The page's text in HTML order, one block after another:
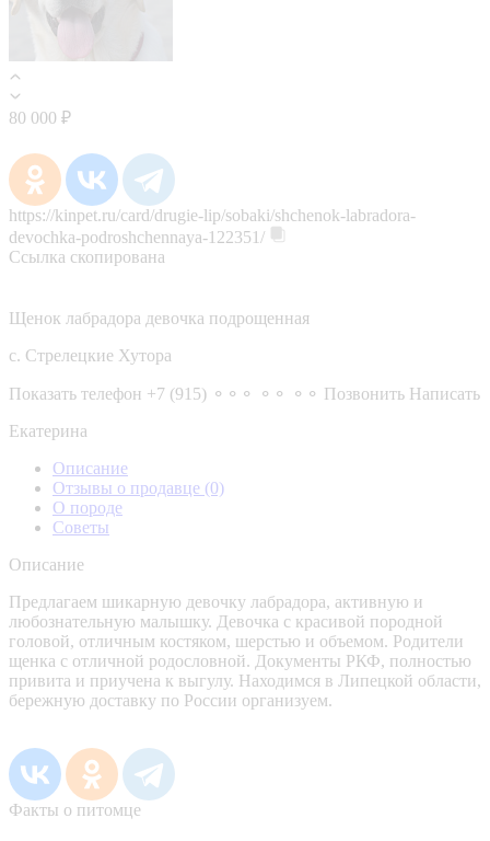
80 000 ₽
https://kinpet.ru/card/drugie-lip/sobaki/shchenok-labradora-
devochka-podroshchennaya-122351/
Ссылка скопирована
Щенок лабрадора девочка подрощенная
с. Стрелецкие Хутора
Показать телефон +7 (915) ⚬⚬⚬ ⚬⚬ ⚬⚬ Позвонить Написать
Екатерина
Описание
Отзывы о продавце (0)
О породе
Советы
Описание
Предлагаем шикарную девочку лабрадора, активную и
любознательную малышку. Девочка с красивой породной
головой, отличным костяком, шерстью и объемом. Родители
щенка с отличной родословной. Документы РКФ, полностью
привита и приучена к выгулу. Находимся в Липецкой области,
бережную доставку по России организуем.
Факты о питомце